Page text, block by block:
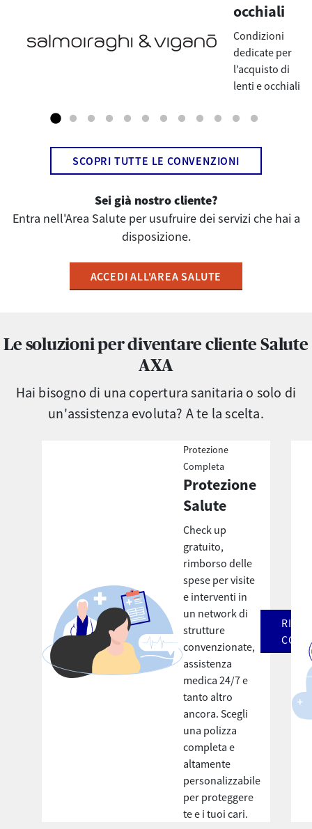
occhiali
Condizioni
dedicate per
l’acquisto di
lenti e occhiali
SCOPRI TUTTE LE CONVENZIONI
Sei già nostro cliente?
​​​​​​​Entra nell'Area Salute per usufruire dei servizi che hai a
disposizione.
ACCEDI ALL'AREA SALUTE
Le soluzioni per diventare cliente Salute
AXA
Hai bisogno di una copertura sanitaria o solo di
un'assistenza evoluta? A te la scelta.
Protezione
Completa
Protezione
Salute
Check up
gratuito,
rimborso delle
spese per visite
e interventi in
un network di
strutture
convenzionate,
assistenza
medica 24/7 e
tanto altro
ancora. Scegli
una polizza
completa e
altamente
personalizzabile
per proteggere
te e i tuoi cari.